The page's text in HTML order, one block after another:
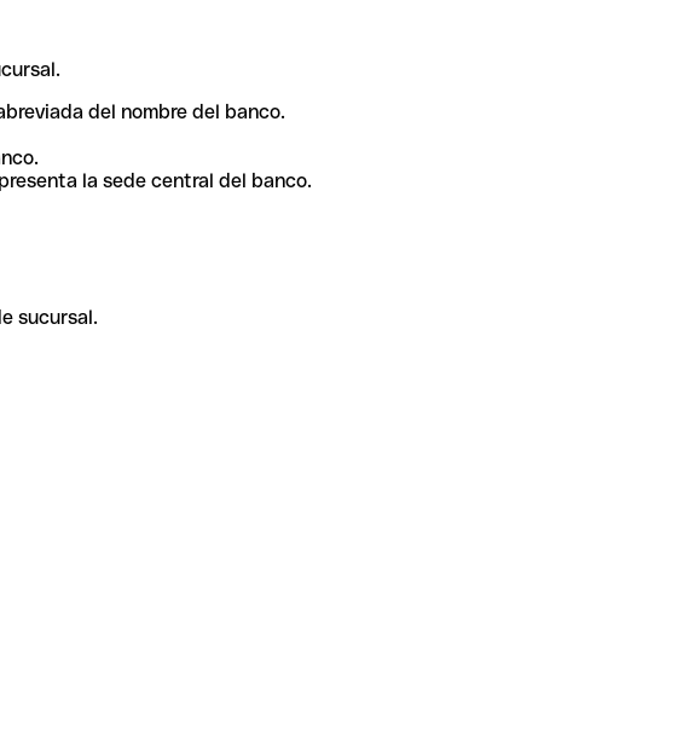
del nombre del banco.
la sede central del banco.
sucursal.